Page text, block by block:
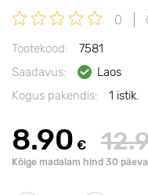
0
Tootekood:
7581
Saadavus:
Laos
Kogus pakendis:
1 istik.
8.90 €
Kõige madalam hind 30